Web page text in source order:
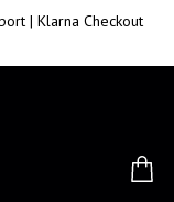
| Klarna Checkout